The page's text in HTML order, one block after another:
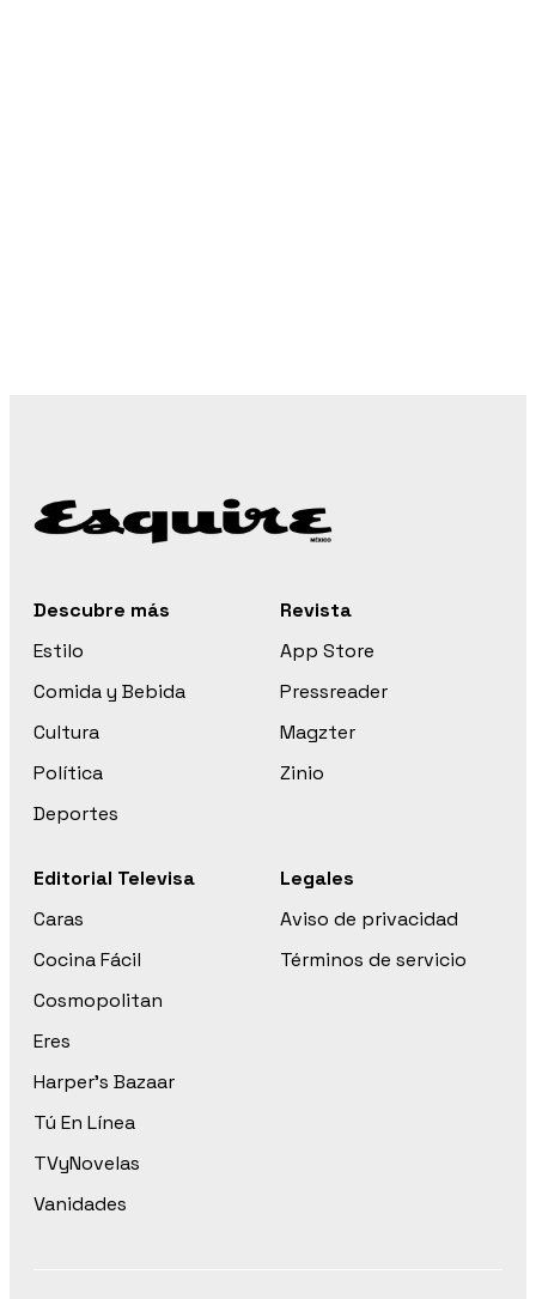
Descubre más
Estilo
Comida y Bebida
Cultura
Política
Deportes
Revista
App Store
Pressreader
Magzter
Zinio
Editorial Televisa
Caras
Cocina Fácil
Cosmopolitan
Eres
Harper’s Bazaar
Tú En Línea
TVyNovelas
Vanidades
Legales
Aviso de privacidad
Términos de servicio